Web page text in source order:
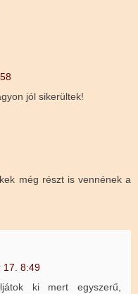
jól sikerültek!
még részt is vennének a
17. 8:49
ki mert egyszerű,